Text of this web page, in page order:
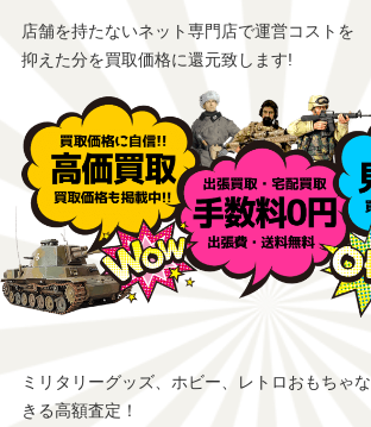
店舗を持たないネット専門店で運営コストを
抑えた分を買取価格に還元致します!
ミリタリーグッズ、ホビー、レトロおもちゃ
きる高額査定！